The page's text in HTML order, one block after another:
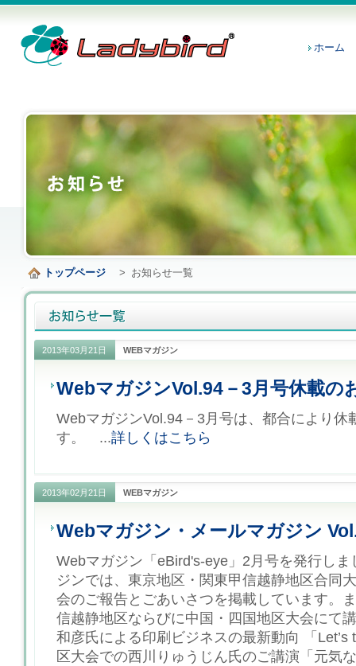
ホーム
トップページ > お知らせ一覧
2013年03月21日 WEBマガジン
WebマガジンVol.94－3月号休載の
WebマガジンVol.94－3月号は、都合により休
す。 ...詳しくはこちら
2013年02月21日 WEBマガジン
Webマガジン・メールマガジン
Webマガジン「eBird's-eye」2月号を発行し
ジンでは、東京地区・関東甲信越静地区合同
会のご報告とごあいさつを掲載しています。
信越静地区ならびに中国・四国地区大会にて
和彦氏による印刷ビジネスの最新動向 「Let’s
区大会での西川りゅうじん氏のご講演「元気